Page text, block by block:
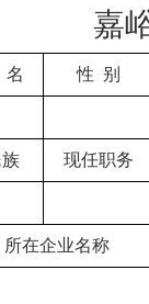
嘉
名 性 别
族 现任职务
所在企业名称